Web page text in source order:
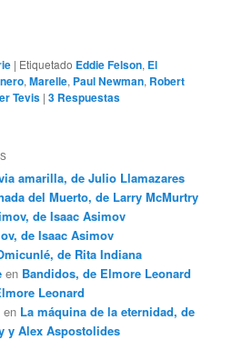
| Etiquetado Eddie Felson, El
,Marelle, Paul Newman, Robert
Tevis |3 Respuestas
amarilla, de Julio Llamazares
del Muerto, de Larry McMurtry
de Isaac Asimov
de Isaac Asimov
de Rita Indiana
en Bandidos, de Elmore Leonard
Leonard
en La máquina de la eternidad, de
y Alex Aspostolides